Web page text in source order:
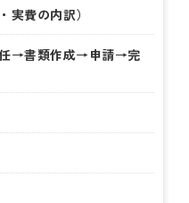
実費の内訳）
→書類作成→申請→完